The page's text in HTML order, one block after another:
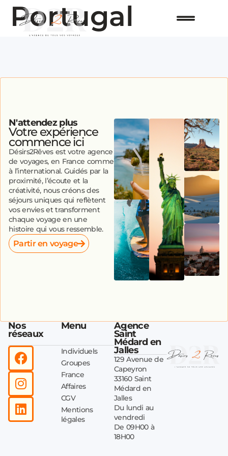
Portugal
N'attendez plus
Votre expérience
commence ici
Désirs2Rêves est votre agence
de voyages, en France comme
à l’international. Guidés par la
proximité, l’écoute et la
créativité, nous créons des
séjours uniques qui reflètent
vos envies et transforment
chaque voyage en une
histoire qui vous ressemble.
Partir en voyage
Nos
réseaux
Menu
Individuels
Groupes
France
Affaires
CGV
Mentions
légales
Agence
Saint
Médard en
Jalles
129 Avenue de
Capeyron
33160 Saint
Médard en
Jalles
Du lundi au
vendredi
De 09H00 à
18H00